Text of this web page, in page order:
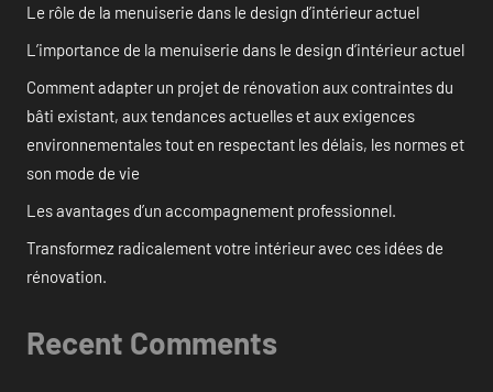
Le rôle de la menuiserie dans le design d’intérieur actuel
L’importance de la menuiserie dans le design d’intérieur actuel
Comment adapter un projet de rénovation aux contraintes du
bâti existant, aux tendances actuelles et aux exigences
environnementales tout en respectant les délais, les normes et
son mode de vie
Les avantages d’un accompagnement professionnel.
Transformez radicalement votre intérieur avec ces idées de
rénovation.
Recent Comments